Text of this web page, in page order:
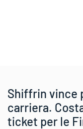
Shiffrin vince
carriera.
ticket per le